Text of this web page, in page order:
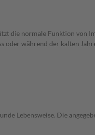
die normale Funktion von
während der kalten
Lebensweise. Die